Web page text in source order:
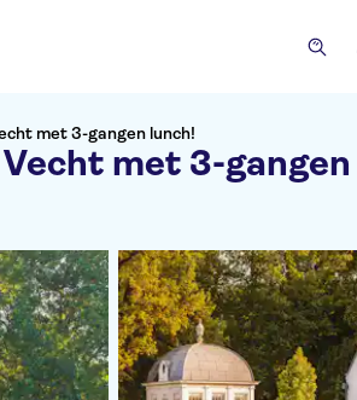
met 3-gangen lunch!
met 3-gangen